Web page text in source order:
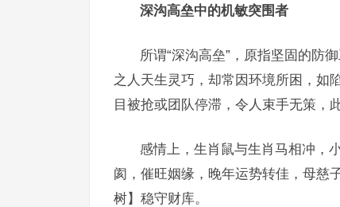
深沟高垒中的机敏突围者
所谓“深沟高垒”，原指坚固的防
之人天生灵巧，却常因环境所困，如
目被抢或团队停滞，令人束手无策，
感情上，生肖鼠与生肖马相冲，
阂，催旺姻缘，晚年运势转佳，母慈
树】稳守财库。